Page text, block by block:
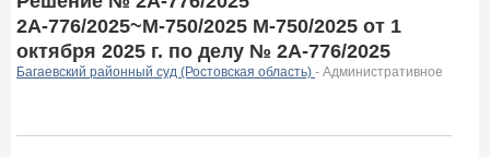
2А-776/2025~М-750/2025 М-750/2025 от 1
октября 2025 г. по делу № 2А-776/2025
Багаевский районный суд (Ростовская область) - Административное